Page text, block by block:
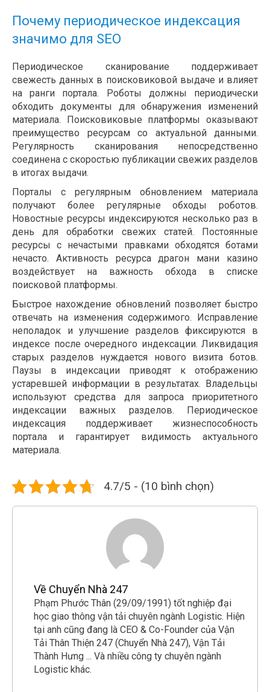
Почему периодическое индексация
значимо для SEO
Периодическое сканирование поддерживает
свежесть данных в поисковиковой выдаче и влияет
на ранги портала. Роботы должны периодически
обходить документы для обнаружения изменений
материала. Поисковиковые платформы оказывают
преимущество ресурсам со актуальной данными.
Регулярность сканирования непосредственно
соединена с скоростью публикации свежих разделов
в итогах выдачи.
Порталы с регулярным обновлением материала
получают более регулярные обходы роботов.
Новостные ресурсы индексируются несколько раз в
день для обработки свежих статей. Постоянные
ресурсы с нечастыми правками обходятся ботами
нечасто. Активность ресурса драгон мани казино
воздействует на важность обхода в списке
поисковой платформы.
Быстрое нахождение обновлений позволяет быстро
отвечать на изменения содержимого. Исправление
неполадок и улучшение разделов фиксируются в
индексе после очередного индексации. Ликвидация
старых разделов нуждается нового визита ботов.
Паузы в индексации приводят к отображению
устаревшей информации в результатах. Владельцы
используют средства для запроса приоритетного
индексации важных разделов. Периодическое
индексация поддерживает жизнеспособность
портала и гарантирует видимость актуального
материала.
4.7/5 - (10 bình chọn)
Về Chuyển Nhà 247
Phạm Phước Thân (29/09/1991) tốt nghiệp đại
học giao thông vận tải chuyên ngành Logistic. Hiện
tại anh cũng đang là CEO & Co-Founder của Vận
Tải Thân Thiện 247 (Chuyển Nhà 247), Vận Tải
Thành Hưng ... Và nhiều công ty chuyên ngành
Logistic khác.